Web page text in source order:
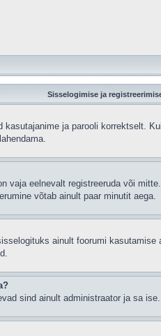
Sisselogimise ja
ja parooli korrektselt.
eelnevalt registreeruda või
võtab ainult paar minutit aega.
ainult foorumi
sind ainult administraator ja sa